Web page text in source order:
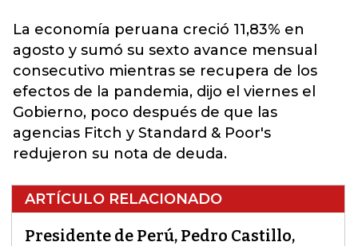
La economía peruana creció 11,83% en
agosto y sumó su sexto avance mensual
consecutivo mientras se recupera de los
efectos de la pandemia, dijo el viernes el
Gobierno, poco después de que las
agencias Fitch y Standard & Poor's
redujeron su nota de deuda.
ARTÍCULO RELACIONADO
Presidente de Perú, Pedro Castillo,